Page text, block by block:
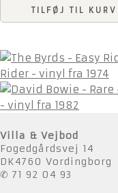
pris
var:
pris
er:
TILFØJ TIL KURV
Rider - vinyl fra 1974
- vinyl fra 1982
Villa & Vejbod
Fogedgårdsvej 14
DK4760 Vordingborg
✆ 71 92 04 93